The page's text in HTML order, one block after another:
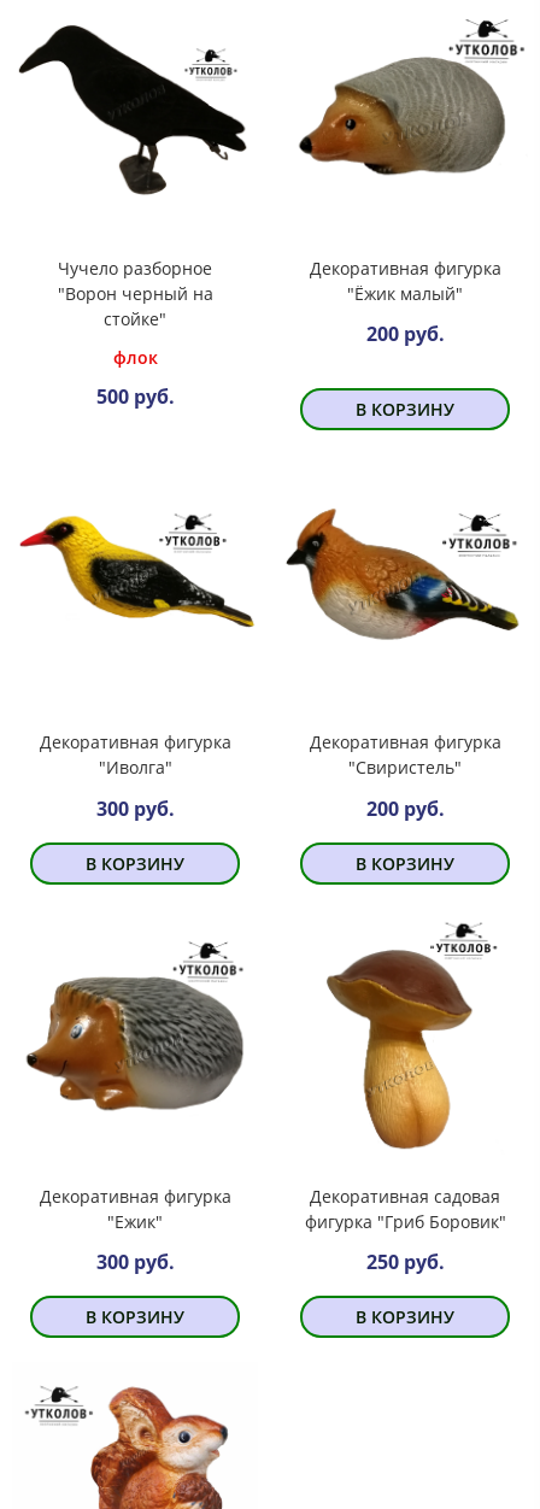
Чучело разборное
"Ворон черный на
стойке"
флок
500 руб.
Декоративная фигурка
"Ёжик малый"
200 руб.
В КОРЗИНУ
Декоративная фигурка
"Иволга"
300 руб.
В КОРЗИНУ
Декоративная фигурка
"Свиристель"
200 руб.
В КОРЗИНУ
Декоративная фигурка
"Ежик"
300 руб.
В КОРЗИНУ
Декоративная садовая
фигурка "Гриб Боровик"
250 руб.
В КОРЗИНУ